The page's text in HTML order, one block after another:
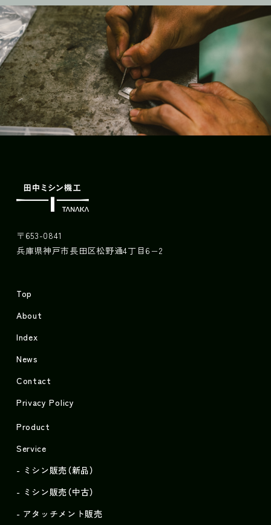
〒653-0841
兵庫県神戸市長田区松野通4丁目6−2
Top
About
Index
News
Contact
Privacy Policy
Product
Service
ミシン販売（新品）
ミシン販売（中古）
アタッチメント販売